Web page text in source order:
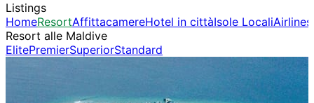
Listings
HomeResortAffittacamereHotel in cittàIsole LocaliAirlines
Resort alle Maldive
ElitePremierSuperiorStandard